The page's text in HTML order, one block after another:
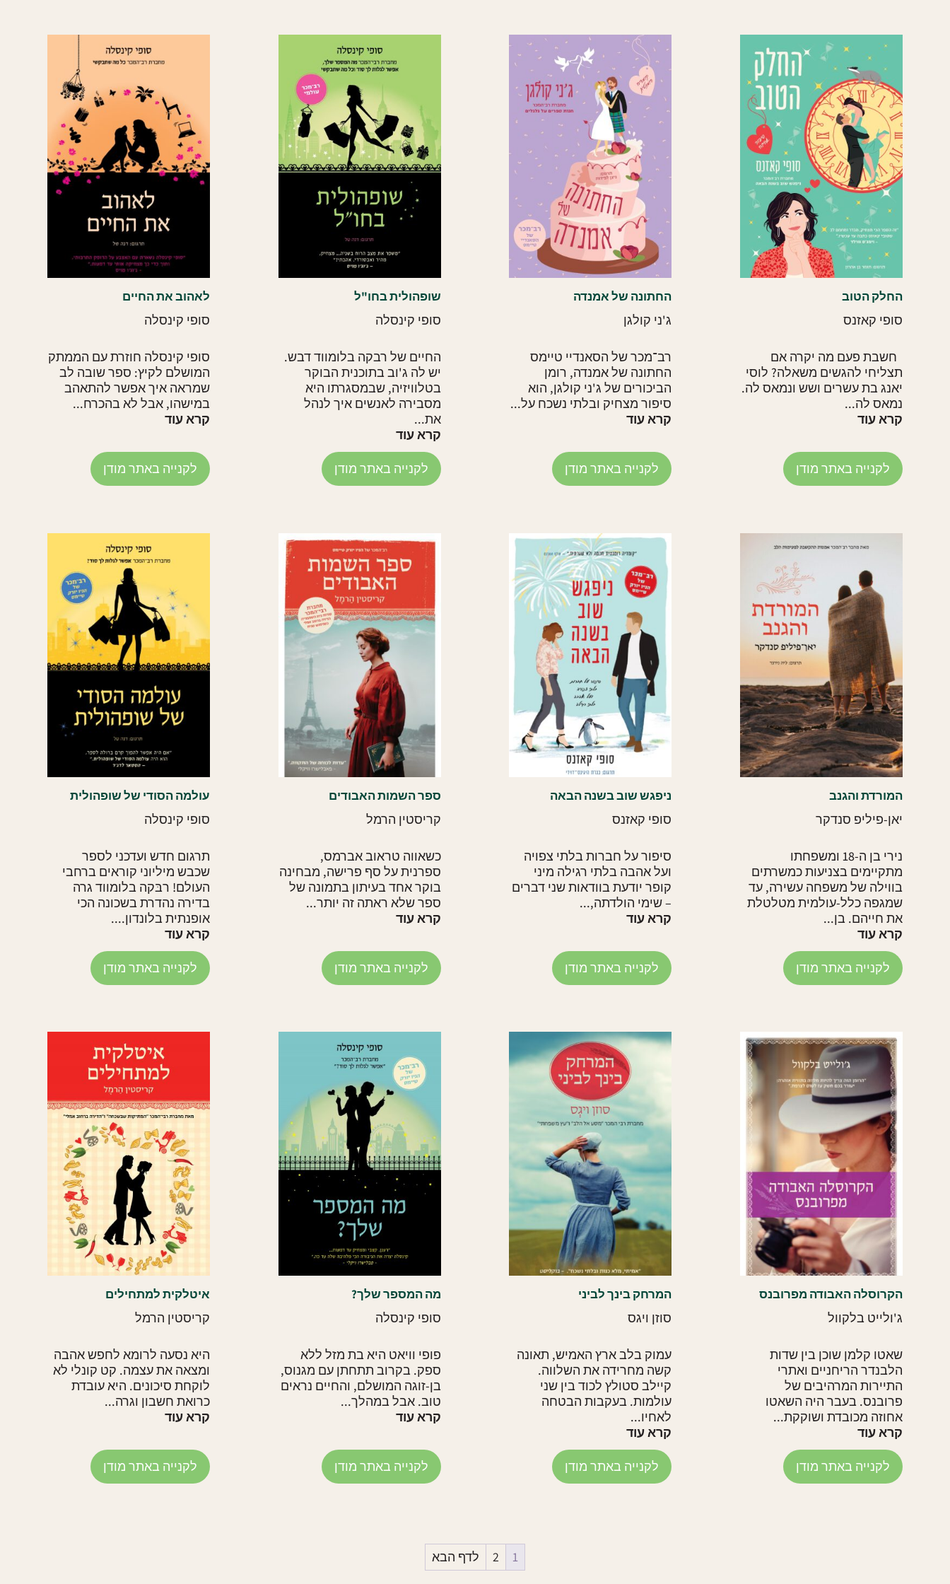
החלק הטוב
סופי קאזנס
חשבת פעם מה יקרה אם
תצליחי להגשים משאלה? לוסי
יאנג בת עשרים ושש ונמאס לה.
נמאס לה...
קרא עוד
לקנייה באתר מודן
החתונה של אמנדה
ג'ני קולגן
רב־מכר של הסאנדיי טיימס
החתונה של אמנדה, רומן
הביכורים של ג'ני קולגן, הוא
סיפור מצחיק ובלתי נשכח על...
קרא עוד
לקנייה באתר מודן
שופהולית בחו"ל
סופי קינסלה
החיים של רבקה בלומווד דבש.
יש לה ג'וב בתוכנית הבוקר
בטלוויזיה, שבמסגרתו היא
מסבירה לאנשים איך לנהל
את...
קרא עוד
לקנייה באתר מודן
לאהוב את החיים
סופי קינסלה
סופי קינסלה חוזרת עם הממתק
המושלם לקיץ: ספר שובה לב
שמראה איך אפשר להתאהב
במישהו, אבל לא בהכרח...
קרא עוד
לקנייה באתר מודן
המורדת והגנב
יאן-פיליפ סנדקר
נירי בן ה-18 ומשפחתו
מתקיימים בצניעות כמשרתים
בווילה של משפחה עשירה, עד
שמגפה כלל-עולמית מטלטלת
את חייהם. בן...
קרא עוד
לקנייה באתר מודן
ניפגש שוב בשנה הבאה
סופי קאזנס
סיפור על חברות בלתי צפויה
ועל אהבה בלתי רגילה מיני
קופר יודעת בוודאות שני דברים
– שימי הולדתה,...
קרא עוד
לקנייה באתר מודן
ספר השמות האבודים
קריסטין הרמל
כשאווה טראוב אברמס,
ספרנית על סף פרישה, מבחינה
בוקר אחד בעיתון בתמונה של
ספר שלא ראתה זה יותר...
קרא עוד
לקנייה באתר מודן
עולמה הסודי של שופהולית
סופי קינסלה
תרגום חדש ועדכני לספר
שכבש מיליוני קוראים ברחבי
העולם! רבּקה בלומווד גרה
בדירה נהדרת בשכונה הכי
אופנתית בלונדון....
קרא עוד
לקנייה באתר מודן
הקרוסלה האבודה מפרובנס
ג'ולייט בלקוול
שאטו קלמן שוכן בין שדות
הלבנדר הריחניים ואתרי
התיירות המרהיבים של
פרובנס. בעבר היה השאטו
אחוזה מכובדת ושוקקת...
קרא עוד
לקנייה באתר מודן
המרחק בינך לביני
סוזן ויגס
עמוק בלב ארץ האמיש, תאונה
קשה מחרידה את השלווה.
קיילב סטולץ לכוד בין שני
עולמות. בעקבות הבטחה
לאחיו...
קרא עוד
לקנייה באתר מודן
מה המספר שלך?
סופי קינסלה
פופי וויאט היא בת מזל ללא
ספק. בקרוב תתחתן עם מגנוס,
בן-זוגה המושלם, והחיים נראים
טוב. אבל במהלך...
קרא עוד
לקנייה באתר מודן
איטלקית למתחילים
קריסטין הרמל
היא נסעה לרומא לחפש אהבה
ומצאה את עצמה. קט קונלי לא
לוקחת סיכונים. היא עובדת
כרואת חשבון וגרה...
קרא עוד
לקנייה באתר מודן
1
2 לדף הבא